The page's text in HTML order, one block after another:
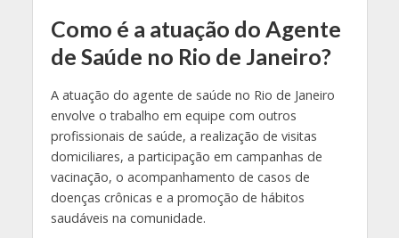
Como é a atuação do Agente
de Saúde no Rio de Janeiro?
A atuação do agente de saúde no Rio de Janeiro
envolve o trabalho em equipe com outros
profissionais de saúde, a realização de visitas
domiciliares, a participação em campanhas de
vacinação, o acompanhamento de casos de
doenças crônicas e a promoção de hábitos
saudáveis na comunidade.